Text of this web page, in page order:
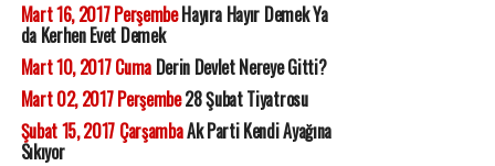
Mart 16, 2017 PerşembeHayıra Hayır Demek Ya
da Kerhen Evet Demek
Mart 10, 2017 CumaDerin Devlet Nereye Gitti?
Mart 02, 2017 Perşembe28 Şubat Tiyatrosu
Şubat 15, 2017 ÇarşambaAk Parti Kendi Ayağına
Sıkıyor